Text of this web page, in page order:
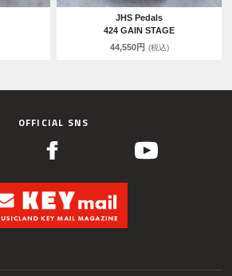
JHS Pedals
424 GAIN STAGE
44,550円 (税込)
OFFICIAL SNS